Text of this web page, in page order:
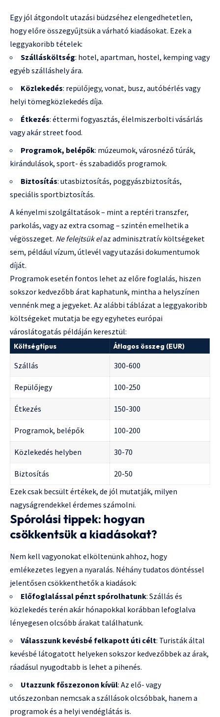
Egy jól átgondolt utazási büdzséhez elengedhetetlen,
hogy előre összegyűjtsük a várható kiadásokat. Ezek a
leggyakoribb tételek:
Szállásköltség: hotel, apartman, hostel, kemping vagy
egyéb szálláshely ára.
Közlekedés: repülőjegy, vonat, busz, autóbérlés vagy
helyi tömegközlekedés díja.
Étkezés: éttermi fogyasztás, élelmiszerbolti vásárlás
vagy akár street food.
Programok, belépők: múzeumok, városnéző túrák,
kirándulások, sport- és szabadidős programok.
Biztosítás: utasbiztosítás, poggyászbiztosítás,
speciális sportbiztosítás.
A kényelmi szolgáltatások – mint a reptéri transzfer,
parkolás, vagy az extra csomag – szintén emelhetik a
végösszeget. Ne felejtsük elaz adminisztratív költségeket
sem, például vízum, útlevél vagy utazási dokumentumok
díját.
Programok esetén fontos lehet az előre foglalás, hiszen
sokszor kedvezőbb árat kaphatunk, mintha a helyszínen
vennénk meg a jegyeket. Az alábbi táblázat a leggyakoribb
költségeket mutatja be egy egyhetes európai
városlátogatás példáján keresztül:
Költségtípus Átlagos összeg (EUR)
Szállás 300-600
Repülőjegy 100-250
Étkezés 150-300
Programok, belépők 100-200
Közlekedés helyben 30-70
Biztosítás
20-50
Ezek csak becsült értékek, de jól mutatják, milyen
nagyságrendekkel érdemes számolni.
Spórolási tippek: hogyan
csökkentsük a kiadásokat?
Nem kell vagyonokat elköltenünk ahhoz, hogy
emlékezetes legyen a nyaralás. Néhány tudatos döntéssel
jelentősen csökkenthetők a kiadások:
Előfoglalással pénzt spórolhatunk: Szállás és
közlekedés terén akár hónapokkal korábban lefoglalva
lényegesen olcsóbb árakat találhatunk.
Válasszunk kevésbé felkapott úti célt: Turisták által
kevésbé látogatott helyeken sokszor kedvezőbbek az árak,
ráadásul nyugodtabb is lehet a pihenés.
Utazzunk főszezonon kívül: Az elő- vagy
utószezonban nemcsak a szállások olcsóbbak, hanem a
programok és a helyi vendéglátás is.